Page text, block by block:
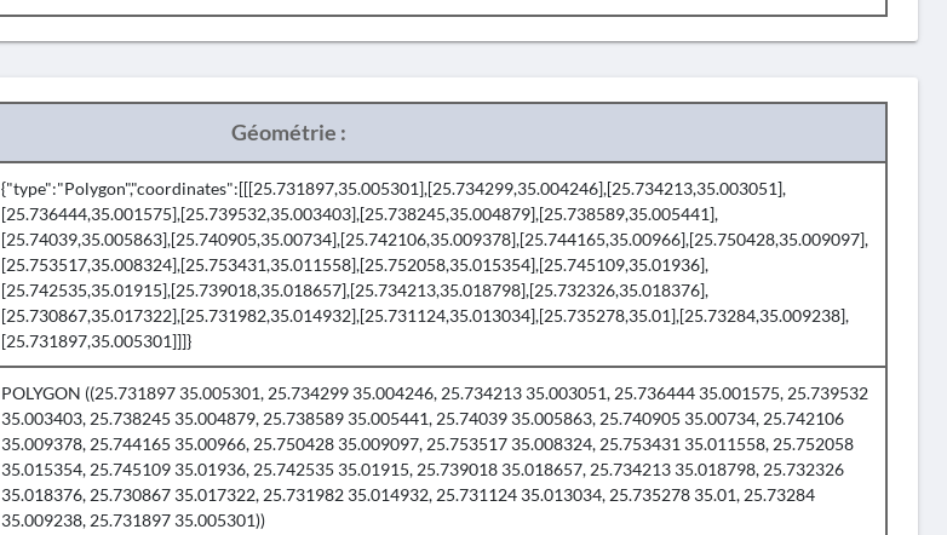
Géométrie :
{"type":"Polygon","coordinates":[[[25.731897,35.005301],[25.734299,35.004246],[25.734213,35.003051],
[25.736444,35.001575],[25.739532,35.003403],[25.738245,35.004879],[25.738589,35.005441],
[25.74039,35.005863],[25.740905,35.00734],[25.742106,35.009378],[25.744165,35.00966],[25.750428,35.009097],
[25.753517,35.008324],[25.753431,35.011558],[25.752058,35.015354],[25.745109,35.01936],
[25.742535,35.01915],[25.739018,35.018657],[25.734213,35.018798],[25.732326,35.018376],
[25.730867,35.017322],[25.731982,35.014932],[25.731124,35.013034],[25.735278,35.01],[25.73284,35.009238],
[25.731897,35.005301]]]}
POLYGON ((25.731897 35.005301, 25.734299 35.004246, 25.734213 35.003051, 25.736444 35.001575, 25.739532
35.003403, 25.738245 35.004879, 25.738589 35.005441, 25.74039 35.005863, 25.740905 35.00734, 25.742106
35.009378, 25.744165 35.00966, 25.750428 35.009097, 25.753517 35.008324, 25.753431 35.011558, 25.752058
35.015354, 25.745109 35.01936, 25.742535 35.01915, 25.739018 35.018657, 25.734213 35.018798, 25.732326
35.018376, 25.730867 35.017322, 25.731982 35.014932, 25.731124 35.013034, 25.735278 35.01, 25.73284
35.009238, 25.731897 35.005301))